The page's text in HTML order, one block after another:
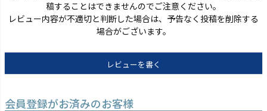
稿することはできませんのでご注意ください。
レビュー内容が不適切と判断した場合は、予告なく投稿を削除する
場合がございます。
レビューを書く
会員登録がお済みのお客様